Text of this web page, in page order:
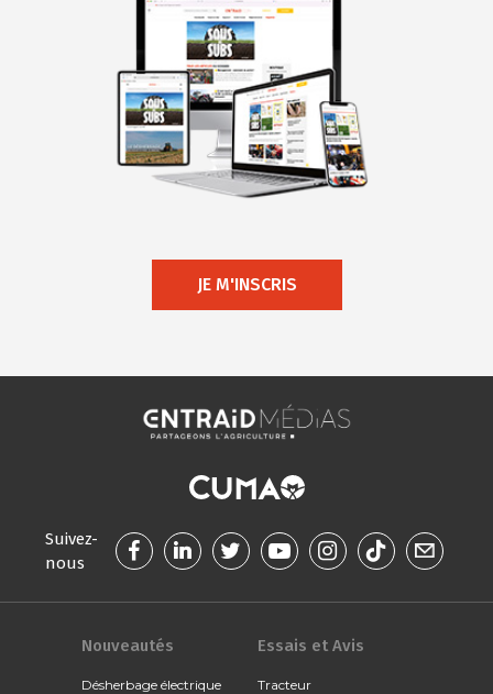
JE M'INSCRIS
Suivez-
nous
Nouveautés
Désherbage électrique
Essais et Avis
Tracteur